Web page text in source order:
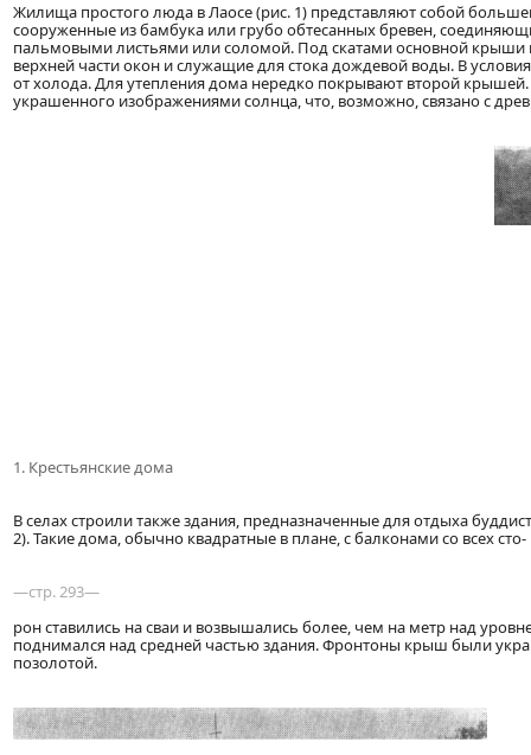
Жилища простого люда в Лаосе (рис. 1) представляют собой
сооруженные из бамбука или грубо обтесанных бревен,
пальмовыми листьями или соломой. Под скатами основной
верхней части окон и служащие для стока дождевой воды. В
от холода. Для утепления дома нередко покрывают второй
украшенного изображениями солнца, что, возможно, связано с
1. Крестьянские дома
В селах строили также здания, предназначенные для отдыха
2). Такие дома, обычно квадратные в плане, с балконами со всех сто-
—стр. 293—
рон ставились на сваи и возвышались более, чем на метр над
поднимался над средней частью здания. Фронтоны крыш были
позолотой.